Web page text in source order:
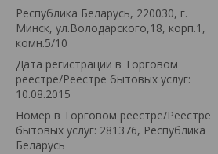
Республика Беларусь, 220030, г.
Минск, ул.Володарского,18, корп.1,
комн.5/10
Дата регистрации в Торговом
реестре/Реестре бытовых услуг:
10.08.2015
Номер в Торговом реестре/Реестре
бытовых услуг: 281376, Республика
Беларусь